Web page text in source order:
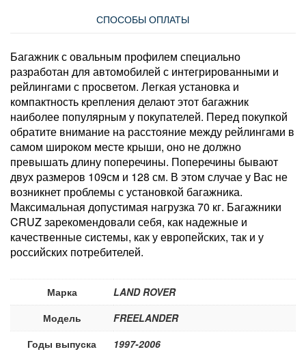
СПОСОБЫ ОПЛАТЫ
Багажник с овальным профилем специально
разработан для автомобилей с интегрированными и
рейлингами с просветом. Легкая установка и
компактность крепления делают этот багажник
наиболее популярным у покупателей. Перед покупкой
обратите внимание на расстояние между рейлингами в
самом широком месте крыши, оно не должно
превышать длину поперечины. Поперечины бывают
двух размеров 109см и 128 см. В этом случае у Вас не
возникнет проблемы с установкой багажника.
Максимальная допустимая нагрузка 70 кг. Багажники
CRUZ зарекомендовали себя, как надежные и
качественные системы, как у европейских, так и у
российских потребителей.
Марка
LAND ROVER
Модель
FREELANDER
Годы выпуска
1997-2006